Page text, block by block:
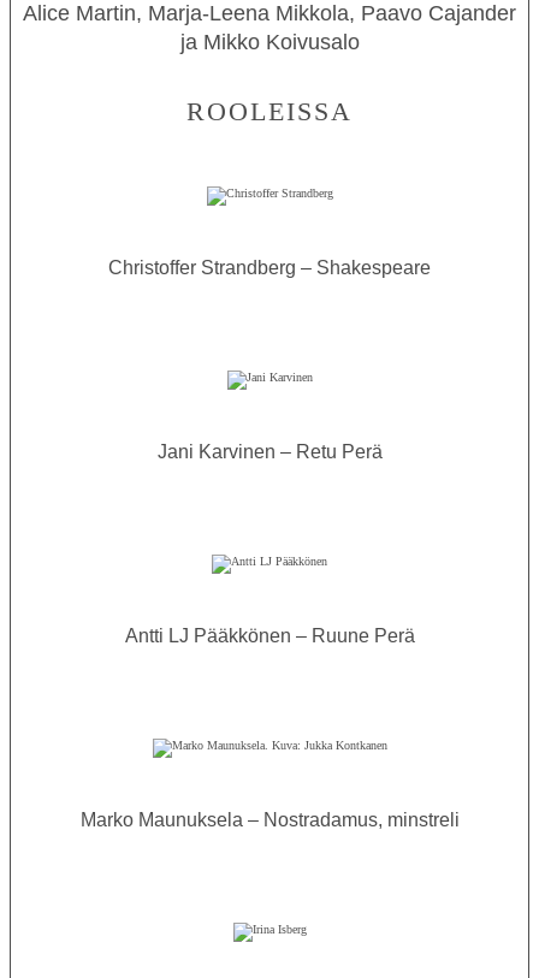
Alice Martin, Marja-Leena Mikkola, Paavo Cajander
ja Mikko Koivusalo
ROOLEISSA
Christoffer Strandberg – Shakespeare
Jani Karvinen – Retu Perä
Antti LJ Pääkkönen – Ruune Perä
Marko Maunuksela – Nostradamus, minstreli